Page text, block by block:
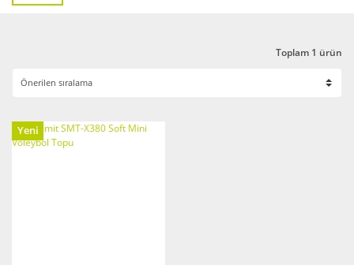
Toplam 1 ürün
Yeni